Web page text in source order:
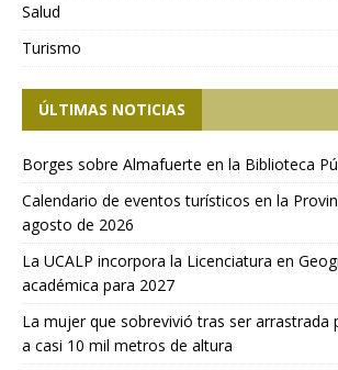
Salud
Turismo
ÚLTIMAS NOTICIAS
Borges sobre Almafuerte en la Biblioteca
Calendario de eventos turísticos en la
agosto de 2026
La UCALP incorpora la Licenciatura en
académica para 2027
La mujer que sobrevivió tras ser arrastrada
a casi 10 mil metros de altura